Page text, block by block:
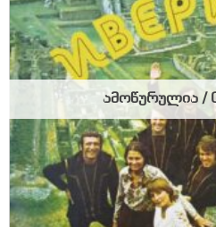
ამოწურულია /